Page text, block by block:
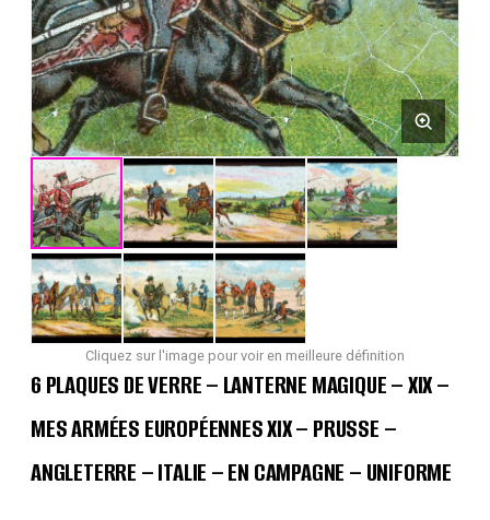
Cliquez sur l'image pour voir en meilleure définition
6 PLAQUES DE VERRE – LANTERNE MAGIQUE – XIX –
MES ARMÉES EUROPÉENNES XIX – PRUSSE –
ANGLETERRE – ITALIE – EN CAMPAGNE – UNIFORME